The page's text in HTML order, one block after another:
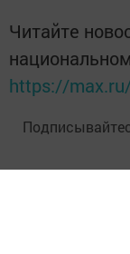
Читайте
https://